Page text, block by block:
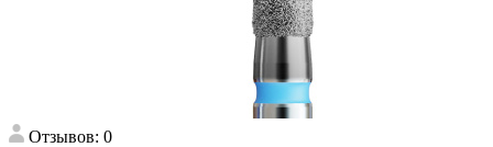
Отзывов: 0